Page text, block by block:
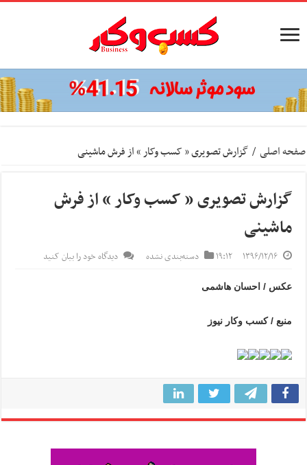
صفحه اصلی / گزارش تصویری « کسب وکار » از فرش ماشینی
گزارش تصویری « کسب وکار » از فرش
ماشینی
۱۳۹۶/۱۲/۱۶ ۱۹:۱۲ دسته‌بندی نشده دیدگاه خود را بیان کنید
عکس / احسان هاشمی
منبع / کسب وکار نیوز